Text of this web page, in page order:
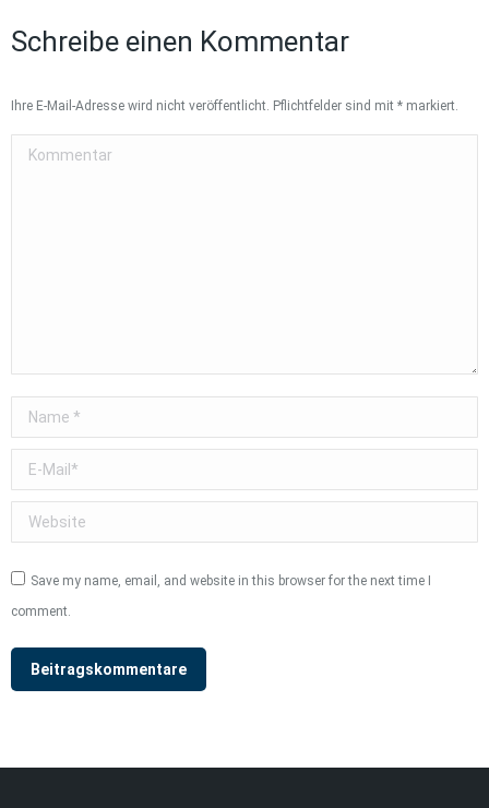
Schreibe einen Kommentar
Ihre E-Mail-Adresse wird nicht veröffentlicht. Pflichtfelder sind mit * markiert.
Kommentar
Name *
E-Mail *
Website
Save my name, email, and website in this browser for the next time I
comment.
Beitragskommentare